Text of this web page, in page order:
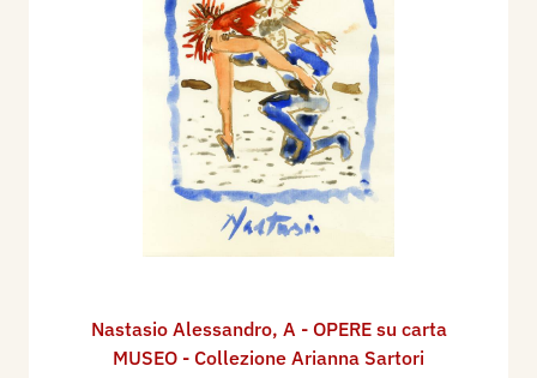
Nastasio Alessandro, A - OPERE su carta
MUSEO - Collezione Arianna Sartori